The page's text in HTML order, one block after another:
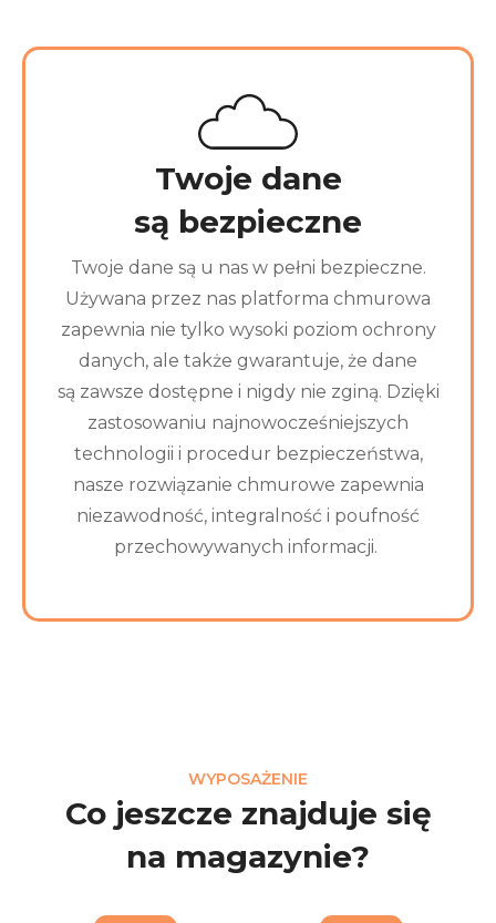
Twoje dane
są bezpieczne
Twoje dane są u nas w pełni bezpieczne.
Używana przez nas platforma chmurowa
zapewnia nie tylko wysoki poziom ochrony
danych, ale także gwarantuje, że dane
są zawsze dostępne i nigdy nie zginą. Dzięki
zastosowaniu najnowocześniejszych
technologii i procedur bezpieczeństwa,
nasze rozwiązanie chmurowe zapewnia
niezawodność, integralność i poufność
przechowywanych informacji.
WYPOSAŻENIE
Co jeszcze znajduje się
na magazynie?